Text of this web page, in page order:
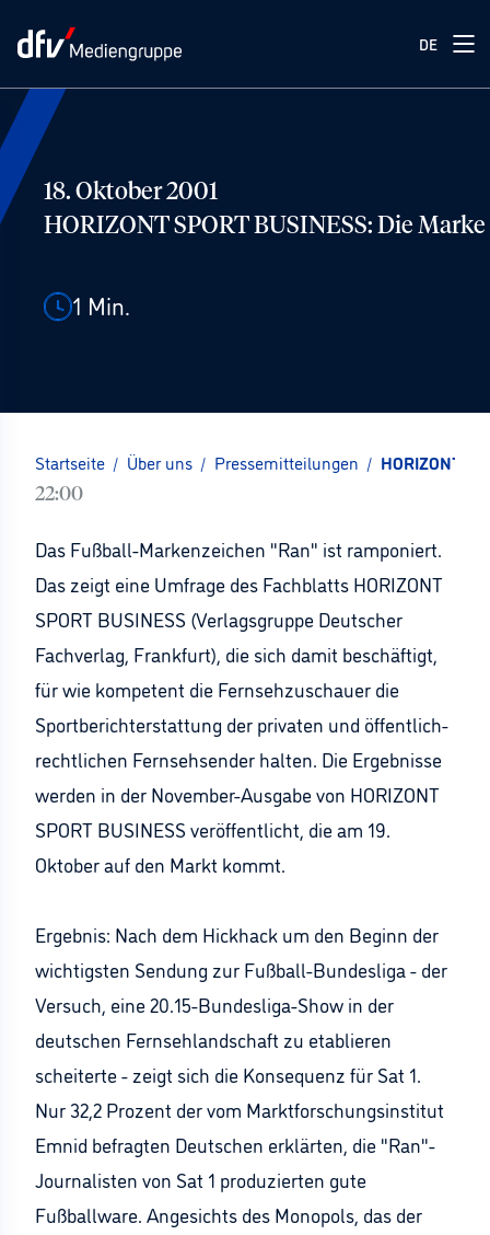
DE
18. Oktober 2001
HORIZONT SPORT BUSINESS: Die Marke
1 Min.
Startseite / Über uns / Pressemitteilungen / HORIZONT
22:00
Das Fußball-Markenzeichen "Ran" ist ramponiert.
Das zeigt eine Umfrage des Fachblatts HORIZONT
SPORT BUSINESS (Verlagsgruppe Deutscher
Fachverlag, Frankfurt), die sich damit beschäftigt,
für wie kompetent die Fernsehzuschauer die
Sportberichterstattung der privaten und öffentlich-
rechtlichen Fernsehsender halten. Die Ergebnisse
werden in der November-Ausgabe von HORIZONT
SPORT BUSINESS veröffentlicht, die am 19.
Oktober auf den Markt kommt.
Ergebnis: Nach dem Hickhack um den Beginn der
wichtigsten Sendung zur Fußball-Bundesliga - der
Versuch, eine 20.15-Bundesliga-Show in der
deutschen Fernsehlandschaft zu etablieren
scheiterte - zeigt sich die Konsequenz für Sat 1.
Nur 32,2 Prozent der vom Marktforschungsinstitut
Emnid befragten Deutschen erklärten, die "Ran"-
Journalisten von Sat 1 produzierten gute
Fußballware. Angesichts des Monopols, das der